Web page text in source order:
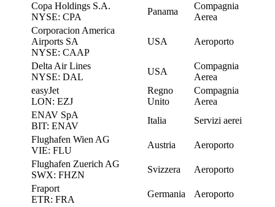
Copa Holdings S.A.
NYSE: CPA
Panama
Compagnia
Aerea
Corporacion America
Airports SA
NYSE: CAAP
USA Aeroporto
Delta Air Lines
NYSE: DAL
USA
Compagnia
Aerea
easyJet
LON: EZJ
Regno
Unito
Compagnia
Aerea
ENAV SpA
BIT: ENAV
Italia
Servizi aerei
Flughafen Wien AG
VIE: FLU
Austria
Aeroporto
Flughafen Zuerich AG
SWX: FHZN
Svizzera
Aeroporto
Fraport
ETR: FRA
Germania
Aeroporto